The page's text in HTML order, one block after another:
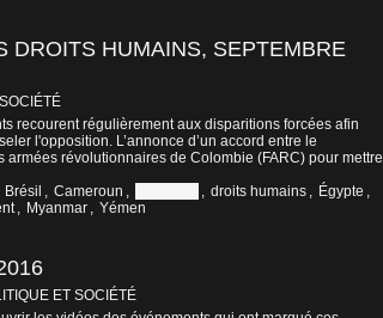
DROITS HUMAINS, SEPTEMBRE
recourent régulièrement aux disparitions forcées afin
l'opposition. L’annonce d’un accord entre le
révolutionnaires de Colombie (FARC) pour mettre
Brésil , Cameroun , , droits humains , Égypte ,
, Myanmar , Yémen
ET SOCIÉTÉ